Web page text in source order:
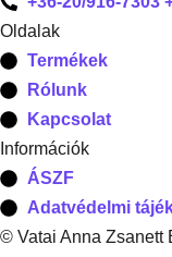
Oldalak
Termékek
Rólunk
Kapcsolat
Információk
ÁSZF
Adatvédelmi
© Vatai Anna Zsanett